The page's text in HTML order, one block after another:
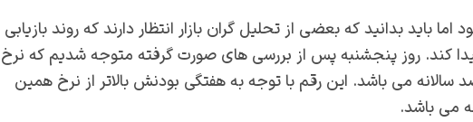
باید بدانید که بعضی از تحلیل گران بازار انتظار دارند که روند بازیابی
ساعت آینده ادامه پیدا کند. روز پنجشنبه پس از بررسی های صورت گرفته متوجه شدیم که نرخ
ضمنی بیت کوین به صورت هفتگی، 75 درصد سالانه می باشد. این رقم با توجه به هفتگی بودنش بالاتر از نرخ همین